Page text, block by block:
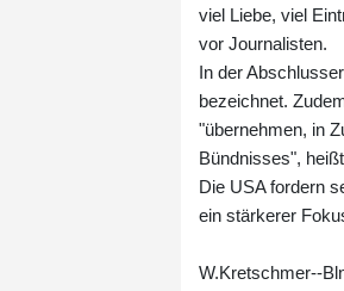
viel Liebe, viel
vor Journalisten.
In der
bezeichnet.
"übernehmen, in
Bündnisses",
Die USA fordern
ein stärkerer
W.Kretschmer--